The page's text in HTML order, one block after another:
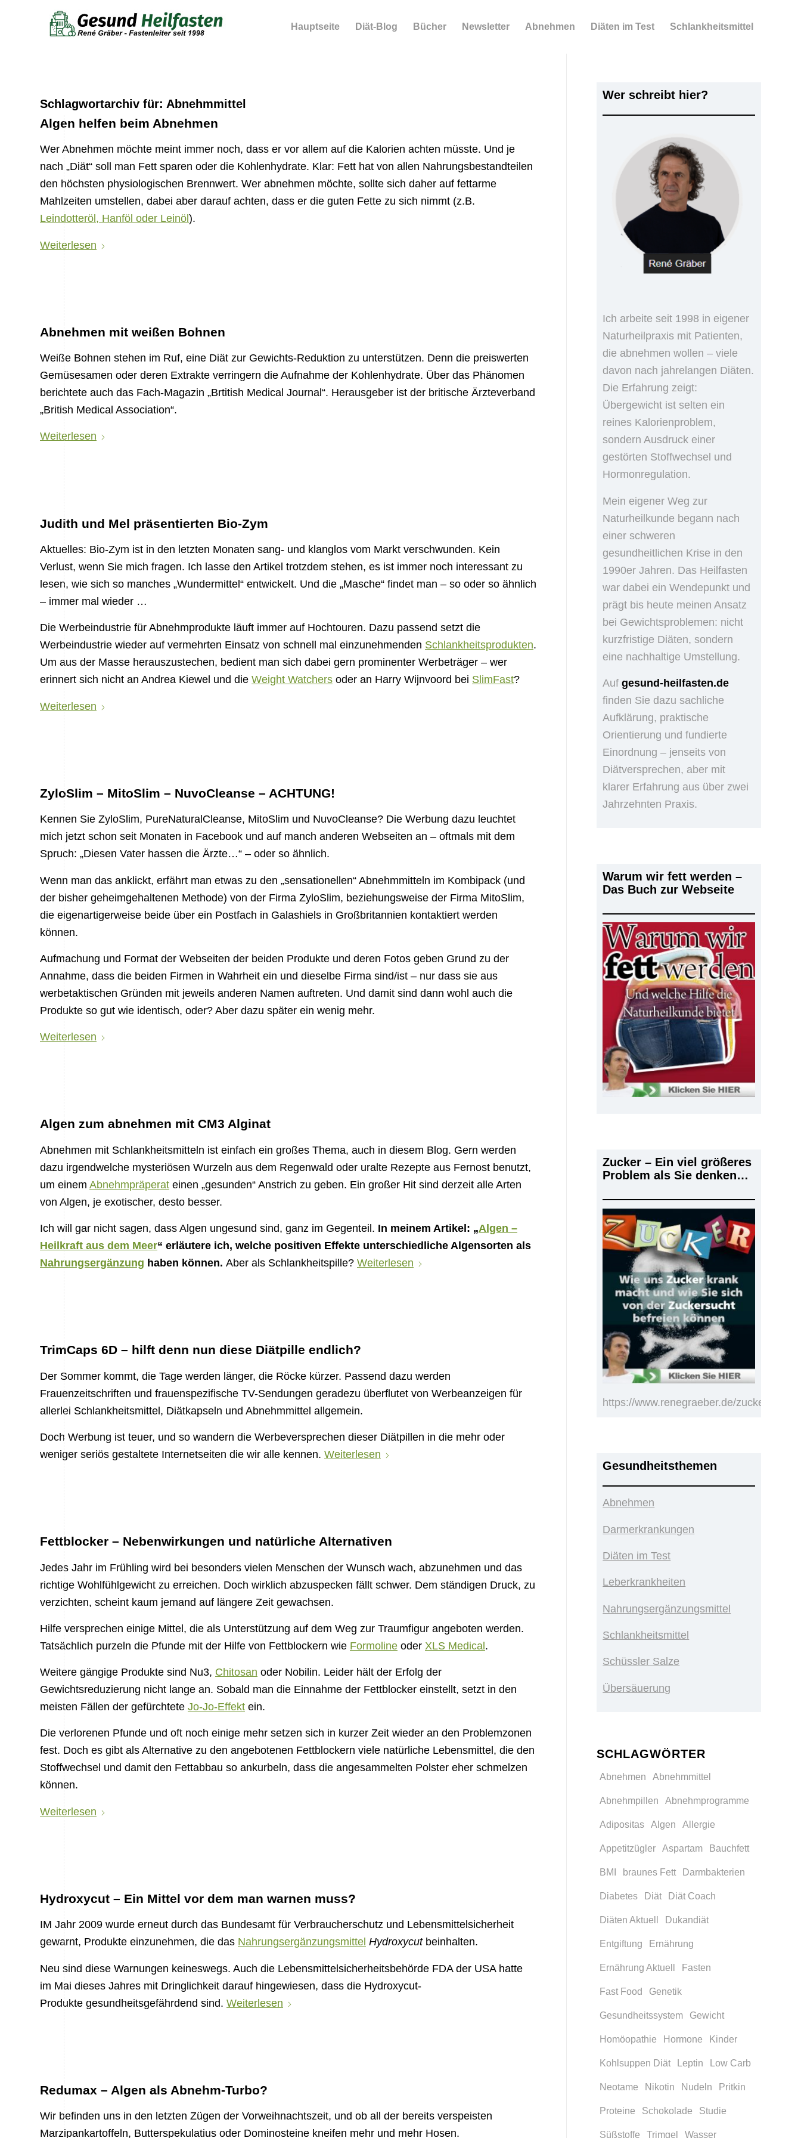
Hauptseite Diät-Blog Bücher Newsletter Abnehmen Diäten im Test Schlankheitsmittel
Schlagwortarchiv für: Abnehmmittel
Algen helfen beim Abnehmen
Wer Abnehmen möchte meint immer noch, dass er vor allem auf die Kalorien achten müsste. Und je
nach „Diät“ soll man Fett sparen oder die Kohlenhydrate. Klar: Fett hat von allen Nahrungsbestandteilen
den höchsten physiologischen Brennwert. Wer abnehmen möchte, sollte sich daher auf fettarme
Mahlzeiten umstellen, dabei aber darauf achten, dass er die guten Fette zu sich nimmt (z.B.
Leindotteröl, Hanföl oder Leinöl ).
Weiterlesen
Abnehmen mit weißen Bohnen
Weiße Bohnen stehen im Ruf, eine Diät zur Gewichts-Reduktion zu unterstützen. Denn die preiswerten
Gemüsesamen oder deren Extrakte verringern die Aufnahme der Kohlenhydrate. Über das Phänomen
berichtete auch das Fach-Magazin „Brtitish Medical Journal“. Herausgeber ist der britische Ärzteverband
„British Medical Association“.
Weiterlesen
Judith und Mel präsentierten Bio-Zym
Aktuelles: Bio-Zym ist in den letzten Monaten sang- und klanglos vom Markt verschwunden. Kein
Verlust, wenn Sie mich fragen. Ich lasse den Artikel trotzdem stehen, es ist immer noch interessant zu
lesen, wie sich so manches „Wundermittel“ entwickelt. Und die „Masche“ findet man – so oder so ähnlich
– immer mal wieder …
Die Werbeindustrie für Abnehmprodukte läuft immer auf Hochtouren. Dazu passend setzt die
Werbeindustrie wieder auf vermehrten Einsatz von schnell mal einzunehmenden Schlankheitsprodukten.
Um aus der Masse herauszustechen, bedient man sich dabei gern prominenter Werbeträger – wer
erinnert sich nicht an Andrea Kiewel und die Weight Watchers oder an Harry Wijnvoord bei SlimFast?
Weiterlesen
ZyloSlim – MitoSlim – NuvoCleanse – ACHTUNG!
Kennen Sie ZyloSlim, PureNaturalCleanse, MitoSlim und NuvoCleanse? Die Werbung dazu leuchtet
mich jetzt schon seit Monaten in Facebook und auf manch anderen Webseiten an – oftmals mit dem
Spruch: „Diesen Vater hassen die Ärzte…“ – oder so ähnlich.
Wenn man das anklickt, erfährt man etwas zu den „sensationellen“ Abnehmmitteln im Kombipack (und
der bisher geheimgehaltenen Methode) von der Firma ZyloSlim, beziehungsweise der Firma MitoSlim,
die eigenartigerweise beide über ein Postfach in Galashiels in Großbritannien kontaktiert werden
können.
Aufmachung und Format der Webseiten der beiden Produkte und deren Fotos geben Grund zu der
Annahme, dass die beiden Firmen in Wahrheit ein und dieselbe Firma sind/ist – nur dass sie aus
werbetaktischen Gründen mit jeweils anderen Namen auftreten. Und damit sind dann wohl auch die
Produkte so gut wie identisch, oder? Aber dazu später ein wenig mehr.
Weiterlesen
Algen zum abnehmen mit CM3 Alginat
Abnehmen mit Schlankheitsmitteln ist einfach ein großes Thema, auch in diesem Blog. Gern werden
dazu irgendwelche mysteriösen Wurzeln aus dem Regenwald oder uralte Rezepte aus Fernost benutzt,
um einem Abnehmpräperat einen „gesunden“ Anstrich zu geben. Ein großer Hit sind derzeit alle Arten
von Algen, je exotischer, desto besser.
Ich will gar nicht sagen, dass Algen ungesund sind, ganz im Gegenteil. In meinem Artikel: „Algen –
Heilkraft aus dem Meer“ erläutere ich, welche positiven Effekte unterschiedliche Algensorten als
Nahrungsergänzung haben können. Aber als Schlankheitspille? Weiterlesen
TrimCaps 6D – hilft denn nun diese Diätpille endlich?
Der Sommer kommt, die Tage werden länger, die Röcke kürzer. Passend dazu werden
Frauenzeitschriften und frauenspezifische TV-Sendungen geradezu überflutet von Werbeanzeigen für
allerlei Schlankheitsmittel, Diätkapseln und Abnehmmittel allgemein.
Doch Werbung ist teuer, und so wandern die Werbeversprechen dieser Diätpillen in die mehr oder
weniger seriös gestaltete Internetseiten die wir alle kennen. Weiterlesen
Fettblocker – Nebenwirkungen und natürliche Alternativen
Jedes Jahr im Frühling wird bei besonders vielen Menschen der Wunsch wach, abzunehmen und das
richtige Wohlfühlgewicht zu erreichen. Doch wirklich abzuspecken fällt schwer. Dem ständigen Druck, zu
verzichten, scheint kaum jemand auf längere Zeit gewachsen.
Hilfe versprechen einige Mittel, die als Unterstützung auf dem Weg zur Traumfigur angeboten werden.
Tatsächlich purzeln die Pfunde mit der Hilfe von Fettblockern wie Formoline oder XLS Medical.
Weitere gängige Produkte sind Nu3, Chitosan oder Nobilin. Leider hält der Erfolg der
Gewichtsreduzierung nicht lange an. Sobald man die Einnahme der Fettblocker einstellt, setzt in den
meisten Fällen der gefürchtete Jo-Jo-Effekt ein.
Die verlorenen Pfunde und oft noch einige mehr setzen sich in kurzer Zeit wieder an den Problemzonen
fest. Doch es gibt als Alternative zu den angebotenen Fettblockern viele natürliche Lebensmittel, die den
Stoffwechsel und damit den Fettabbau so ankurbeln, dass die angesammelten Polster eher schmelzen
können.
Weiterlesen
Hydroxycut – Ein Mittel vor dem man warnen muss?
IM Jahr 2009 wurde erneut durch das Bundesamt für Verbraucherschutz und Lebensmittelsicherheit
gewarnt, Produkte einzunehmen, die das Nahrungsergänzungsmittel Hydroxycutbeinhalten.
Neu sind diese Warnungen keineswegs. Auch die Lebensmittelsicherheitsbehörde FDA der USA hatte
im Mai dieses Jahres mit Dringlichkeit darauf hingewiesen, dass die Hydroxycut-
Produkte gesundheitsgefährdend sind. Weiterlesen
Redumax – Algen als Abnehm-Turbo?
Wir befinden uns in den letzten Zügen der Vorweihnachtszeit, und ob all der bereits verspeisten
Marzipankartoffeln, Butterspekulatius oder Dominosteine kneifen mehr und mehr Hosen.
Wer schreibt hier?
Ich arbeite seit 1998 in eigener
Naturheilpraxis mit Patienten,
die abnehmen wollen – viele
davon nach jahrelangen Diäten.
Die Erfahrung zeigt:
Übergewicht ist selten ein
reines Kalorienproblem,
sondern Ausdruck einer
gestörten Stoffwechsel und
Hormonregulation.
Mein eigener Weg zur
Naturheilkunde begann nach
einer schweren
gesundheitlichen Krise in den
1990er Jahren. Das Heilfasten
war dabei ein Wendepunkt und
prägt bis heute meinen Ansatz
bei Gewichtsproblemen: nicht
kurzfristige Diäten, sondern
eine nachhaltige Umstellung.
Aufgesund-heilfasten.de
finden Sie dazu sachliche
Aufklärung, praktische
Orientierung und fundierte
Einordnung – jenseits von
Diätversprechen, aber mit
klarer Erfahrung aus über zwei
Jahrzehnten Praxis.
Warum wir fett werden –
Das Buch zur Webseite
Zucker – Ein viel größeres
Problem als Sie denken…
https://www.renegraeber.de/zucker.html
Gesundheitsthemen
Abnehmen
Darmerkrankungen
Diäten im Test
Leberkrankheiten
Nahrungsergänzungsmittel
Schlankheitsmittel
Schüssler Salze
Übersäuerung
SCHLAGWÖRTER
Abnehmen Abnehmmittel
Abnehmpillen Abnehmprogramme
Adipositas Algen Allergie
Appetitzügler Aspartam Bauchfett
BMI braunes Fett Darmbakterien
Diabetes Diät Diät Coach
Diäten Aktuell Dukandiät
Entgiftung Ernährung
Ernährung Aktuell Fasten
Fast Food Genetik
Gesundheitssystem Gewicht
Homöopathie Hormone Kinder
Kohlsuppen Diät Leptin Low Carb
Neotame Nikotin Nudeln Pritkin
Proteine Schokolade Studie
Süßstoffe Trimgel Wasser